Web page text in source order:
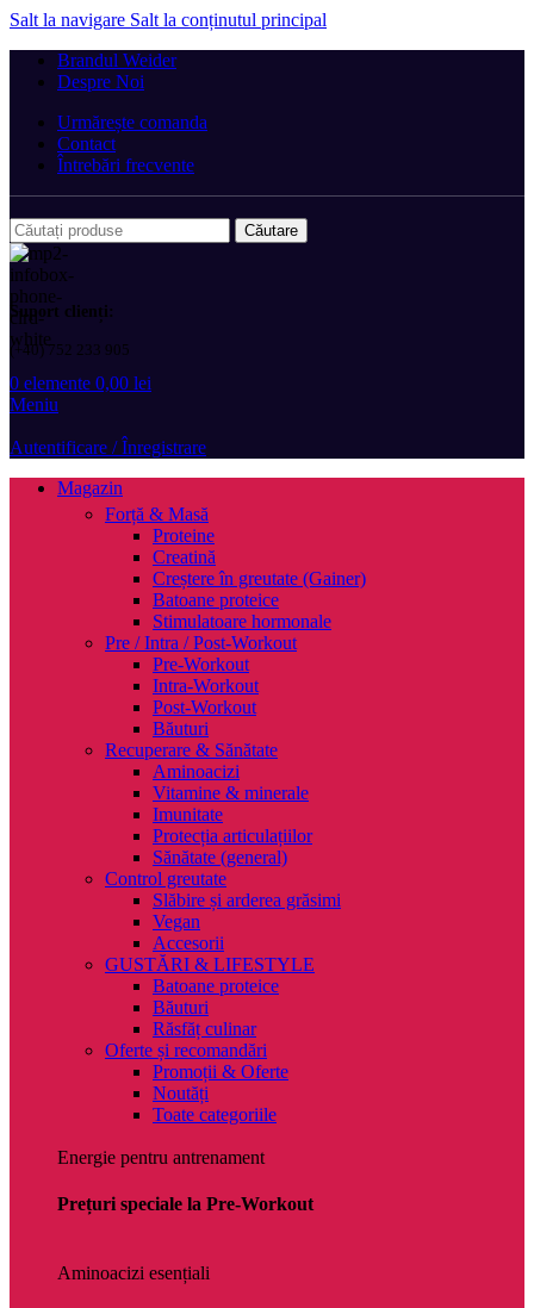
Salt la navigare Salt la conținutul principal
Brandul Weider
Despre Noi
Urmărește comanda
Contact
Întrebări frecvente
Căutare
Suport clienți:
(+40) 752 233 905
0 elemente 0,00 lei
Meniu
Autentificare / Înregistrare
Magazin
Forță & Masă
Proteine
Creatină
Creștere în greutate (Gainer)
Batoane proteice
Stimulatoare hormonale
Pre / Intra / Post-Workout
Pre-Workout
Intra-Workout
Post-Workout
Băuturi
Recuperare & Sănătate
Aminoacizi
Vitamine & minerale
Imunitate
Protecția articulațiilor
Sănătate (general)
Control greutate
Slăbire și arderea grăsimi
Vegan
Accesorii
GUSTĂRI & LIFESTYLE
Batoane proteice
Băuturi
Răsfăț culinar
Oferte și recomandări
Promoții & Oferte
Noutăți
Toate categoriile
Energie pentru antrenament
Prețuri speciale la Pre-Workout
Aminoacizi esențiali